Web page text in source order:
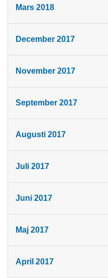
Mars 2018
December 2017
November 2017
September 2017
Augusti 2017
Juli 2017
Juni 2017
Maj 2017
April 2017